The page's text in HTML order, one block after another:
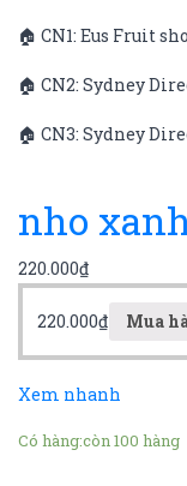
🏠 CN1: Eus Fruit
🏠 CN2: Sydney
🏠 CN3: Sydney
nho
220.000₫
220.000₫ Mua
Xem nhanh
Có hàng:còn 100 hàng